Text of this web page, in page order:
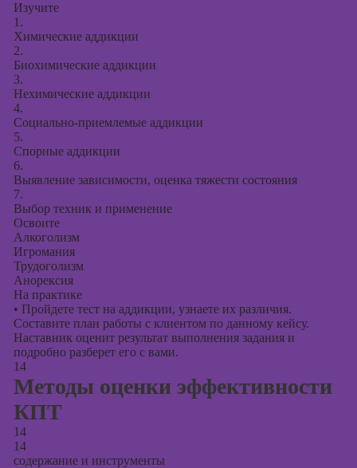
Изучите
1.
Химические аддикции
2.
Биохимические аддикции
3.
Нехимические аддикции
4.
Социально-приемлемые аддикции
5.
Спорные аддикции
6.
Выявление зависимости, оценка тяжести состояния
7.
Выбор техник и применение
Освоите
Алкоголизм
Игромания
Трудоголизм
Анорексия
На практике
• Пройдете тест на аддикции, узнаете их различия.
Составите план работы с клиентом по данному кейсу.
Наставник оценит результат выполнения задания и
подробно разберет его с вами.
14
Методы оценки эффективности
КПТ
14
14
содержание и инструменты